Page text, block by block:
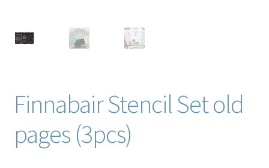
Finnabair Stencil Set old
pages (3pcs)